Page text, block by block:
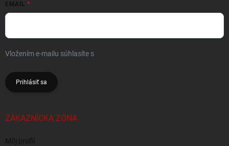
EMAIL
Vložením e-mailu súhlasíte s
Prihlásiť sa
ZÁKAZNÍCKA ZÓNA
Môj profil